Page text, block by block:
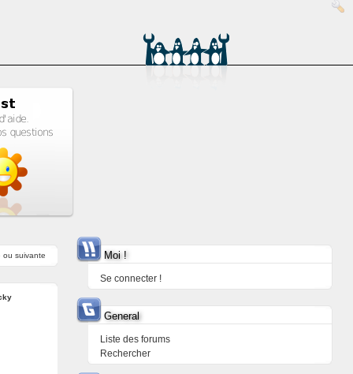
ou suivante Moi !
Se connecter !
General
Liste des forums
Rechercher